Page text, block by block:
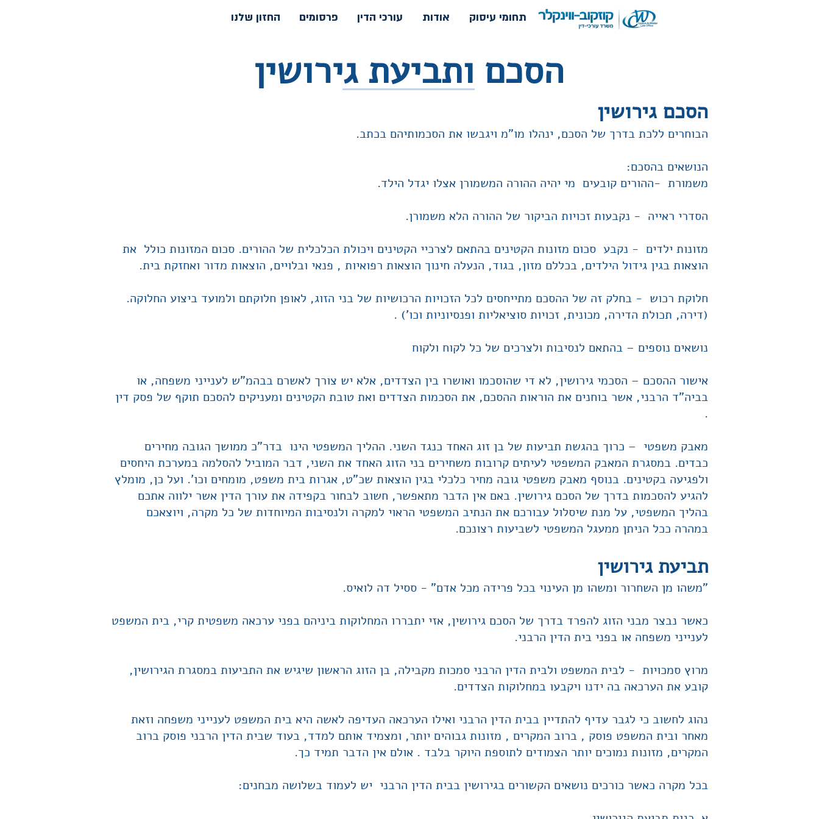
תחומי עיסוק אודות עורכי הדין פרסומים החזון שלנו
הסכם ותביעת גירושין
הסכם גירושין
הבוחרים ללכת בדרך של הסכם, ינהלו מו"מ ויגבשו את הסכמותיהם בכתב.
הנושאים בהסכם:
משמורת -ההורים קובעים מי יהיה ההורה המשמורן אצלו יגדל הילד.
הסדרי ראייה - נקבעות זכויות הביקור של ההורה הלא משמורן.
מזונות ילדים - נקבע סכום מזונות הקטינים בהתאם לצרכיי הקטינים ויכולת הכלכלית של ההורים. סכום המזונות כולל את
הוצאות בגין גידול הילדים, בכללם מזון, בגוד, הנעלה חינוך הוצאות רפואיות , פנאי ובלויים, הוצאות מדור ואחזקת בית.
חלוקת רכוש - בחלק זה של ההסכם מתייחסים לכל הזכויות הרכושיות של בני הזוג, לאופן חלוקתם ולמועד ביצוע החלוקה.
(דירה, תכולת הדירה, מכונית, זכויות סוציאליות ופנסיוניות וכו') .
נושאים נוספים – בהתאם לנסיבות ולצרכים של כל לקוח ולקוח
אישור ההסכם – הסכמי גירושין, לא די שהוסכמו ואושרו בין הצדדים, אלא יש צורך לאשרם בבהמ"ש לענייני משפחה, או
בביה"ד הרבני, אשר בוחנים את הוראות ההסכם, את הסכמות הצדדים ואת טובת הקטינים ומעניקים להסכם תוקף של פסק דין
.
מאבק משפטי – כרוך בהגשת תביעות של בן זוג האחד כנגד השני. ההליך המשפטי הינו בדר"כ ממושך הגובה מחירים
כבדים. במסגרת המאבק המשפטי לעיתים קרובות משחירים בני הזוג האחד את השני, דבר המוביל להסלמה במערכת היחסים
ולפגיעה בקטינים. בנוסף מאבק משפטי גובה מחיר כלכלי בגין הוצאות שכ"ט, אגרות בית משפט, מומחים וכו'. ועל כן, מומלץ
להגיע להסכמות בדרך של הסכם גירושין. באם אין הדבר מתאפשר, חשוב לבחור בקפידה את עורך הדין אשר ילווה אתכם
בהליך המשפטי, על מנת שיסלול עבורכם את הנתיב המשפטי הראוי למקרה ולנסיבות המיוחדות של כל מקרה, ויוצאכם
במהרה ככל הניתן ממעגל המשפטי לשביעות רצונכם.
תביעת גירושין
"משהו מן השחרור ומשהו מן העינוי בכל פרידה מכל אדם" - ססיל דה לואיס.
כאשר נבצר מבני הזוג להפרד בדרך של הסכם גירושין, אזי יתבררו המחלוקות ביניהם בפני ערכאה משפטית קרי, בית המשפט
לענייני משפחה או בפני בית הדין הרבני.
מרוץ סמכויות - לבית המשפט ולבית הדין הרבני סמכות מקבילה, בן הזוג הראשון שיגיש את התביעות במסגרת הגירושין,
קובע את הערכאה בה ידנו ויקבעו במחלוקות הצדדים.
נהוג לחשוב כי לגבר עדיף להתדיין בבית הדין הרבני ואילו הערכאה העדיפה לאשה היא בית המשפט לענייני משפחה וזאת
מאחר ובית המשפט פוסק , ברוב המקרים , מזונות גבוהים יותר, ומצמיד אותם למדד, בעוד שבית הדין הרבני פוסק ברוב
המקרים, מזונות נמוכים יותר הצמודים לתוספת היוקר בלבד . אולם אין הדבר תמיד כך.
בכל מקרה כאשר כורכים נושאים הקשורים בגירושין בבית הדין הרבני יש לעמוד בשלושה מבחנים: